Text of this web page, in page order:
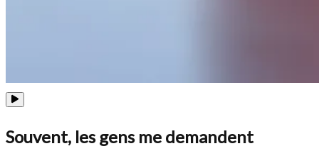
Souvent, les gens me demandent